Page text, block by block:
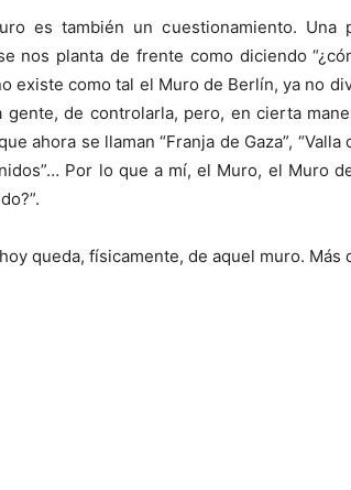
es también un cuestionamiento. Una
nos planta de frente como diciendo
existe como tal el Muro de Berlín, ya no
gente, de controlarla, pero, en cierta
ahora se llaman “Franja de Gaza”,
Por lo que a mí, el Muro, el Muro
queda, físicamente, de aquel muro. Más